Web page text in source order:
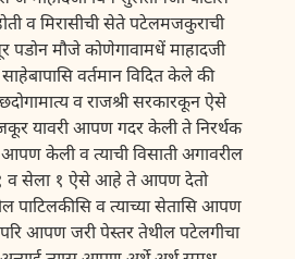
व मिरासीची सेते पटेलमजकुराची
पडोन मौजे कोणेगावामधें माहादजी
वर्तमान विदित केले की
व राजश्री सरकारकून ऐसे
यावरी आपण गदर केली ते निरर्थक
केली व त्याची विसाती अगावरील
१ व सेला १ ऐसे आहे ते आपण देतो
पाटिलकीसि व त्याच्या सेतासि आपण
आपण जरी पेस्तर तेथील पटेलगीचा